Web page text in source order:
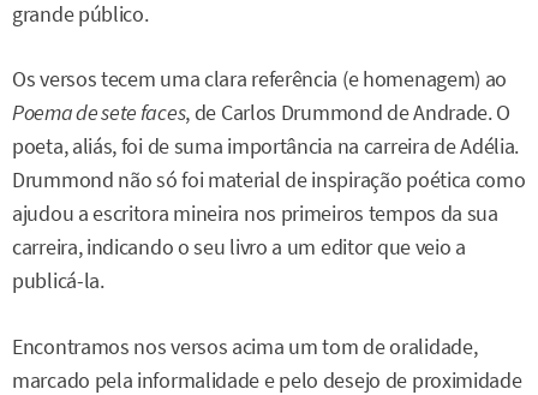
grande público.
Os versos tecem uma clara referência (e homenagem) ao
Poema de sete faces, de Carlos Drummond de Andrade. O
poeta, aliás, foi de suma importância na carreira de Adélia.
Drummond não só foi material de inspiração poética como
ajudou a escritora mineira nos primeiros tempos da sua
carreira, indicando o seu livro a um editor que veio a
publicá-la.
Encontramos nos versos acima um tom de oralidade,
marcado pela informalidade e pelo desejo de proximidade